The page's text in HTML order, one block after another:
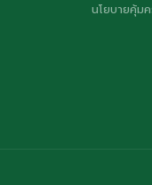
นโยบายคุ้ม